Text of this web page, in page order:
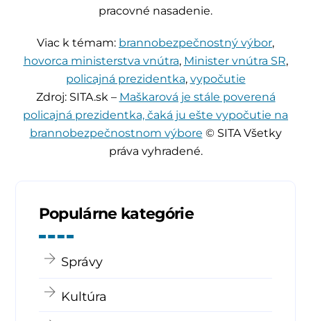
pracovné nasadenie.
Viac k témam: brannobezpečnostný výbor,
hovorca ministerstva vnútra, Minister vnútra SR,
policajná prezidentka, vypočutie
Zdroj: SITA.sk – Maškarová je stále poverená
policajná prezidentka, čaká ju ešte vypočutie na
brannobezpečnostnom výbore © SITA Všetky
práva vyhradené.
Populárne kategórie
Správy
Kultúra